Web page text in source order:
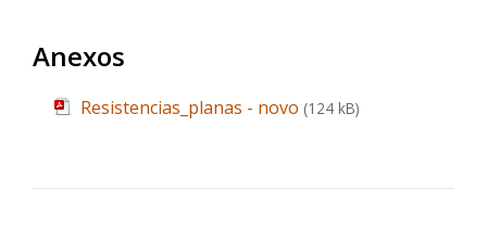
Anexos
Resistencias_planas - novo (124 kB)